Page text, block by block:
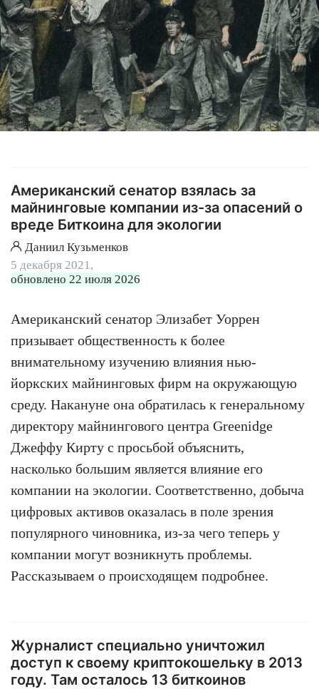
Американский сенатор взялась за
майнинговые компании из-за опасений о
вреде Биткоина для экологии
Даниил Кузьменков
5 декабря 2021,
обновлено 22 июля 2026
Американский сенатор Элизабет Уоррен
призывает общественность к более
внимательному изучению влияния нью-
йоркских майнинговых фирм на окружающую
среду. Накануне она обратилась к генеральному
директору майнингового центра Greenidge
Джеффу Кирту с просьбой объяснить,
насколько большим является влияние его
компании на экологии. Соответственно, добыча
цифровых активов оказалась в поле зрения
популярного чиновника, из-за чего теперь у
компании могут возникнуть проблемы.
Рассказываем о происходящем подробнее.
Журналист специально уничтожил
доступ к своему криптокошельку в 2013
году. Там осталось 13 биткоинов